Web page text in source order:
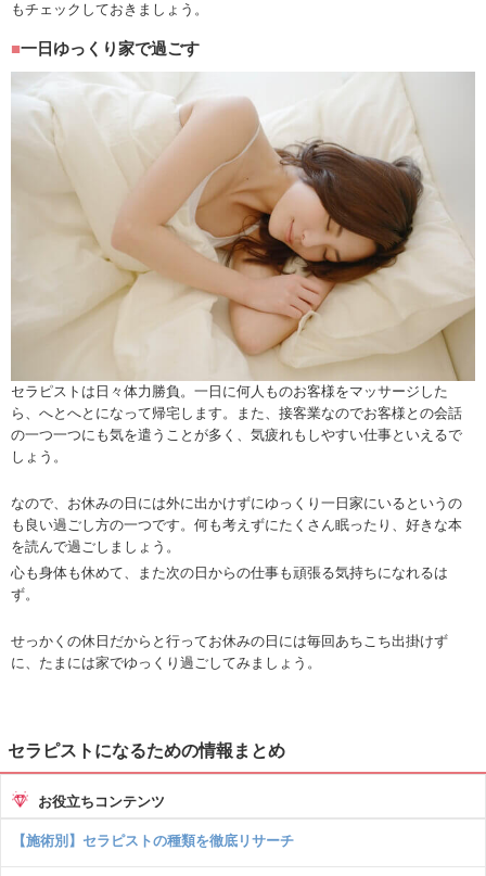
もチェックしておきましょう。
一日ゆっくり家で過ごす
セラピストは日々体力勝負。一日に何人ものお客様をマッサージした
ら、へとへとになって帰宅します。また、接客業なのでお客様との会話
の一つ一つにも気を遣うことが多く、気疲れもしやすい仕事といえるで
しょう。
なので、お休みの日には外に出かけずにゆっくり一日家にいるというの
も良い過ごし方の一つです。何も考えずにたくさん眠ったり、好きな本
を読んで過ごしましょう。
心も身体も休めて、また次の日からの仕事も頑張る気持ちになれるは
ず。
せっかくの休日だからと行ってお休みの日には毎回あちこち出掛けず
に、たまには家でゆっくり過ごしてみましょう。
セラピストになるための情報まとめ
お役立ちコンテンツ
【施術別】セラピストの種類を徹底リサーチ